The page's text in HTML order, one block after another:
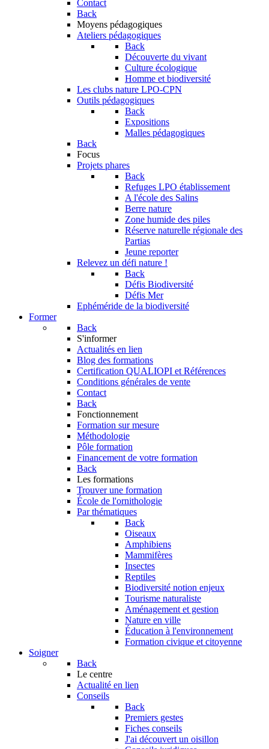
Contact
Back
Moyens pédagogiques
Ateliers pédagogiques
Back
Découverte du vivant
Culture écologique
Homme et biodiversité
Les clubs nature LPO-CPN
Outils pédagogiques
Back
Expositions
Malles pédagogiques
Back
Focus
Projets phares
Back
Refuges LPO établissement
A l'école des Salins
Berre nature
Zone humide des piles
Réserve naturelle régionale des
Partias
Jeune reporter
Relevez un défi nature !
Back
Défis Biodiversité
Défis Mer
Ephéméride de la biodiversité
Former
Back
S'informer
Actualités en lien
Blog des formations
Certification QUALIOPI et Références
Conditions générales de vente
Contact
Back
Fonctionnement
Formation sur mesure
Méthodologie
Pôle formation
Financement de votre formation
Back
Les formations
Trouver une formation
École de l'ornithologie
Par thématiques
Back
Oiseaux
Amphibiens
Mammifères
Insectes
Reptiles
Biodiversité notion enjeux
Tourisme naturaliste
Aménagement et gestion
Nature en ville
Éducation à l'environnement
Formation civique et citoyenne
Soigner
Back
Le centre
Actualité en lien
Conseils
Back
Premiers gestes
Fiches conseils
J'ai découvert un oisillon